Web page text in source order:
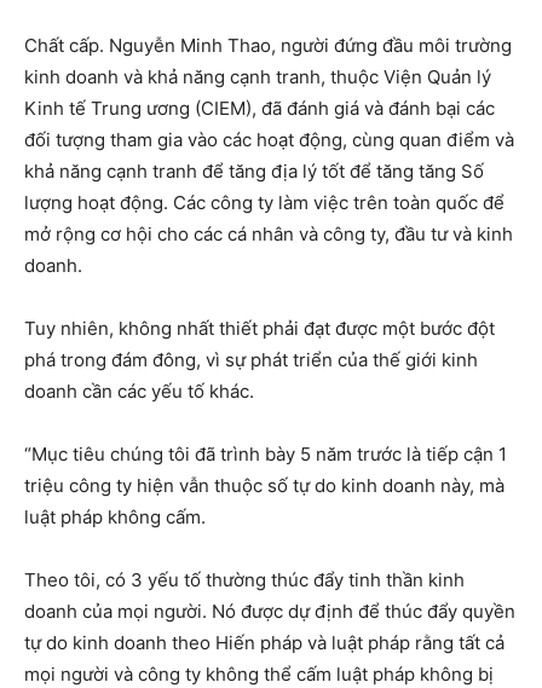
Chất cấp. Nguyễn Minh Thao, người đứng đầu môi trường
kinh doanh và khả năng cạnh tranh, thuộc Viện Quản lý
Kinh tế Trung ương (CIEM), đã đánh giá và đánh bại các
đối tượng tham gia vào các hoạt động, cùng quan điểm và
khả năng cạnh tranh để tăng địa lý tốt để tăng tăng Số
lượng hoạt động. Các công ty làm việc trên toàn quốc để
mở rộng cơ hội cho các cá nhân và công ty, đầu tư và kinh
doanh.
Tuy nhiên, không nhất thiết phải đạt được một bước đột
phá trong đám đông, vì sự phát triển của thế giới kinh
doanh cần các yếu tố khác.
“Mục tiêu chúng tôi đã trình bày 5 năm trước là tiếp cận 1
triệu công ty hiện vẫn thuộc số tự do kinh doanh này, mà
luật pháp không cấm.
Theo tôi, có 3 yếu tố thường thúc đẩy tinh thần kinh
doanh của mọi người. Nó được dự định để thúc đẩy quyền
tự do kinh doanh theo Hiến pháp và luật pháp rằng tất cả
mọi người và công ty không thể cấm luật pháp không bị